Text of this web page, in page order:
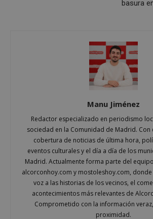
basura
Manu Jiménez
Redactor especializado en periodismo
sociedad en la Comunidad de Madrid. Con
cobertura de noticias de última hora,
eventos culturales y el día a día de los
Madrid. Actualmente forma parte del
alcorconhoy.com y mostoleshoy.com,
voz a las historias de los vecinos, el
acontecimientos más relevantes de
Comprometido con la información
proximidad.
Cookies de preferencias
Las cookies estrictamente necesarias
funcionalidad principal del sitio web,
inicio de sesión de usuario y la gestión
El sitio web no se puede utilizar
las cookies estrictamente necesarias.
PHPSESSID